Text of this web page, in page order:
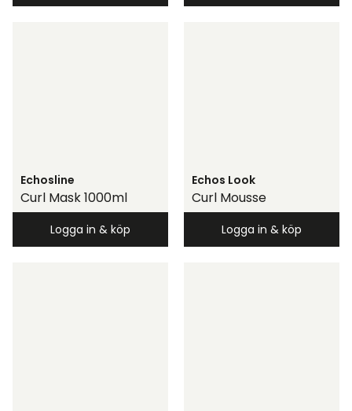
Echosline
Curl Mask 1000ml
Logga in & köp
Echos Look
Curl Mousse
Logga in & köp